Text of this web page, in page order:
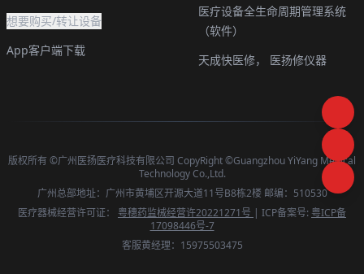
想要购买/转让设备
App客户端下载
医疗设备全生命周期管理系统
（软件）
天成快医修，
医扬修仪器
版权所有 ©广州医扬医疗科技有限公司 CopyRight ©Guangzhou YiYang Medical
Technology Co.,Ltd.
广州总部地址：广州市黄埔区开源大道11号B8栋2楼 邮编：510530
医疗器械经营许可证： 粤穗药监械经营许20221271号 | ICP备案号: 粤ICP备
17098446号-7
客服黄经理：15975503475